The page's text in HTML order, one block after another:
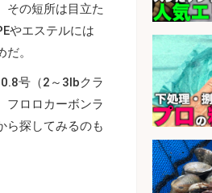
その短所は目立た
やエステルには
。
号（2～3lbクラ
フロロカーボンラ
ら探してみるのも